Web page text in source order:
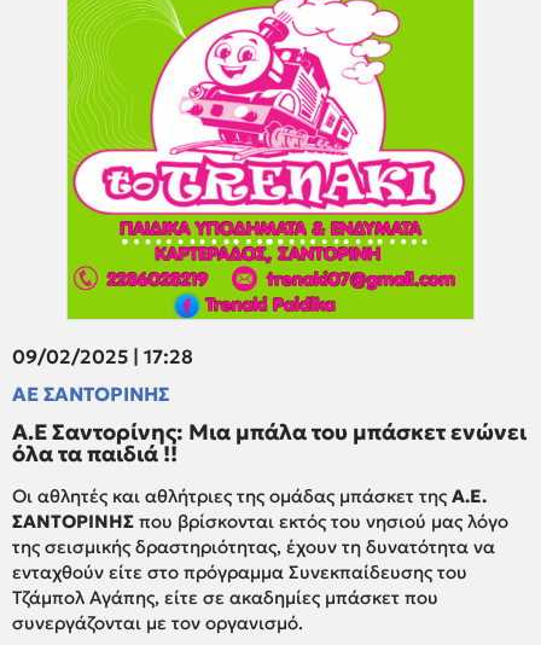
09/02/2025 | 17:28
ΑΕ ΣΑΝΤΟΡΙΝΗΣ
Α.Ε Σαντορίνης: Μια μπάλα του μπάσκετ ενώνει
όλα τα παιδιά !!
Οι αθλητές και αθλήτριες της ομάδας μπάσκετ της Α.Ε.
ΣΑΝΤΟΡΙΝΗΣ που βρίσκονται εκτός του νησιού μας λόγο
της σεισμικής δραστηριότητας, έχουν τη δυνατότητα να
ενταχθούν είτε στο πρόγραμμα Συνεκπαίδευσης του
Τζάμπολ Αγάπης, είτε σε ακαδημίες μπάσκετ που
συνεργάζονται με τον οργανισμό.